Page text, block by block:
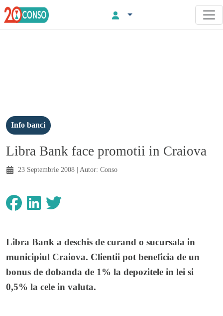
Info banci
Libra Bank face promotii in Craiova
23 Septembrie 2008 | Autor: Conso
Libra Bank a deschis de curand o sucursala in
municipiul Craiova. Clientii pot beneficia de un
bonus de dobanda de 1% la depozitele in lei si
0,5% la cele in valuta.